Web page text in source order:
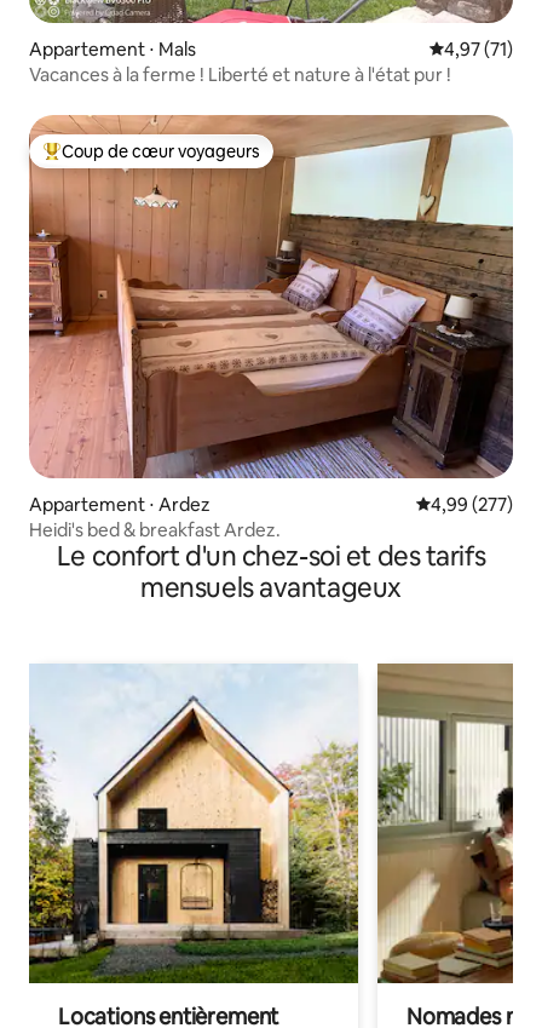
Appartement ⋅ Mals Évaluation
4,97 (71)
Vacances à la ferme ! Liberté et nature à l'état pur !
Coups de cœur voyageurs les plus appréciés
Coup de cœur voyageurs
Appartement ⋅ Ardez Évaluation
4,99 (277)
Heidi's bed & breakfast Ardez.
Le confort d'un chez-soi et des tarifs
mensuels avantageux
Locations entièrement Nomades